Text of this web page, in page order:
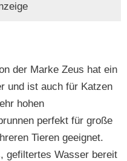
der Marke Zeus hat ein
und ist auch für Katzen
hohen
perfekt für große
Tieren geeignet.
gefiltertes Wasser bereit